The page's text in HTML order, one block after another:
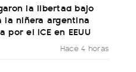
la libertad bajo
la niñera argentina
por el ICE en EEUU
Hace 4 horas